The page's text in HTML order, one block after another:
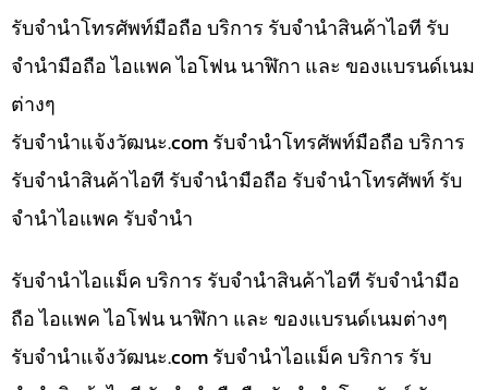
รับจำนำโทรศัพท์มือถือ บริการ รับจำนำสินค้าไอที รับ
จำนำมือถือ ไอแพค ไอโฟน นาฬิกา และ ของแบรนด์เนม
ต่างๆ
รับจํานําแจ้งวัฒนะ.com รับจำนำโทรศัพท์มือถือ บริการ
รับจำนำสินค้าไอที รับจำนำมือถือ รับจำนำโทรศัพท์ รับ
จำนำไอแพค รับจำนำ
รับจำนำไอแม็ค บริการ รับจำนำสินค้าไอที รับจำนำมือ
ถือ ไอแพค ไอโฟน นาฬิกา และ ของแบรนด์เนมต่างๆ
รับจํานําแจ้งวัฒนะ.com รับจำนำไอแม็ค บริการ รับ